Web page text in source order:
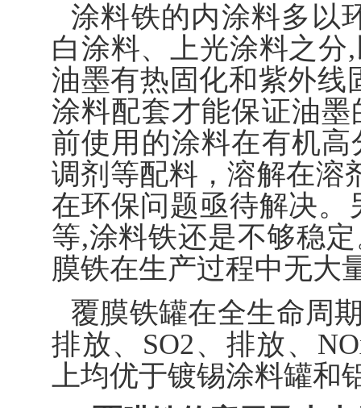
涂料铁的内涂料多以
白涂料、上光涂料之
油墨有热固化和紫外线
涂料配套才能保证油
前使用的涂料在有机
调剂等配料，溶解在溶
在环保问题亟待解决。
等,涂料铁还是不够稳
膜铁在生产过程中无大
覆膜铁罐在全生命周
排放、SO2、排放、
上均优于镀锡涂料罐和